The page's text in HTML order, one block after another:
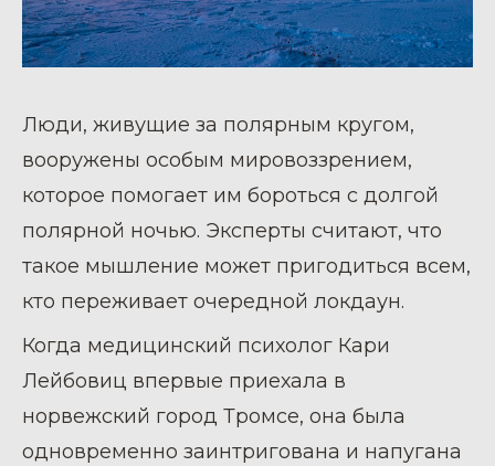
Люди, живущие за полярным кругом,
вооружены особым мировоззрением,
которое помогает им бороться с долгой
полярной ночью. Эксперты считают, что
такое мышление может пригодиться всем,
кто переживает очередной локдаун.
Когда медицинский психолог Кари
Лейбовиц впервые приехала в
норвежский город Тромсе, она была
одновременно заинтригована и напугана